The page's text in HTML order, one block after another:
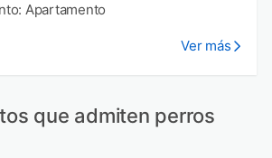
Apartamento
Ver más
que admiten perros